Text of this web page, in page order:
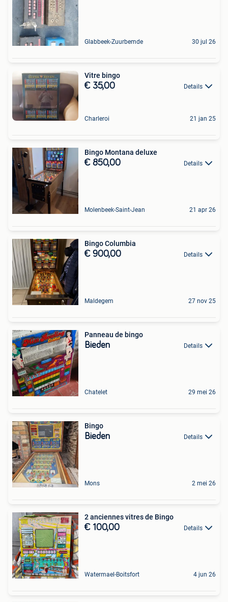
Glabbeek-Zuurbemde 30 jul 26
Vitre bingo
€ 35,00 Details
Charleroi 21 jan 25
Bingo Montana deluxe
€ 850,00 Details
Molenbeek-Saint-Jean 21 apr 26
Bingo Columbia
€ 900,00 Details
Maldegem 27 nov 25
Panneau de bingo
Bieden Details
Chatelet 29 mei 26
Bingo
Bieden Details
Mons 2 mei 26
2 anciennes vitres de Bingo
€ 100,00 Details
Watermael-Boitsfort 4 jun 26